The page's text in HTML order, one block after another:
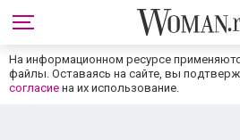
На информационном ресурсе
файлы. Оставаясь на сайте, вы
согласие на их использование.